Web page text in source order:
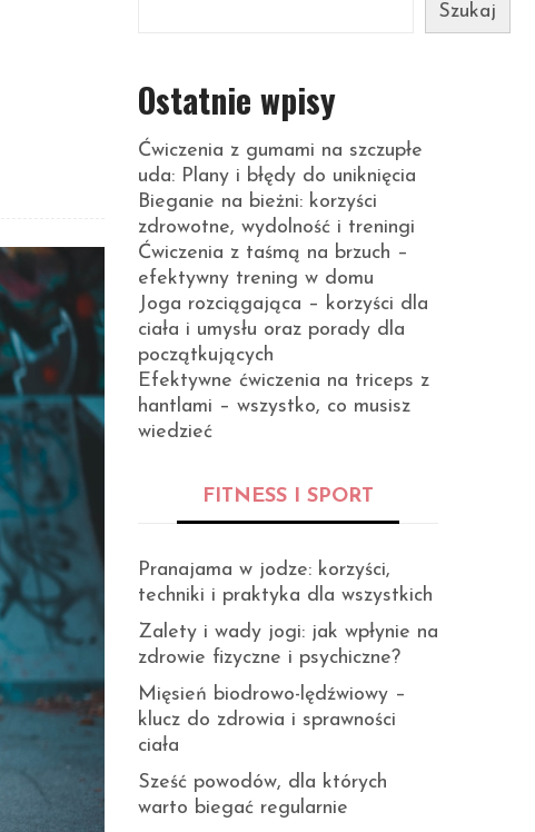
Szukaj
Ostatnie wpisy
Ćwiczenia z gumami na szczupłe
uda: Plany i błędy do uniknięcia
Bieganie na bieżni: korzyści
zdrowotne, wydolność i treningi
Ćwiczenia z taśmą na brzuch –
efektywny trening w domu
Joga rozciągająca – korzyści dla
ciała i umysłu oraz porady dla
początkujących
Efektywne ćwiczenia na triceps z
hantlami – wszystko, co musisz
wiedzieć
FITNESS I SPORT
Pranajama w jodze: korzyści,
techniki i praktyka dla wszystkich
Zalety i wady jogi: jak wpłynie na
zdrowie fizyczne i psychiczne?
Mięsień biodrowo-lędźwiowy –
klucz do zdrowia i sprawności
ciała
Sześć powodów, dla których
warto biegać regularnie